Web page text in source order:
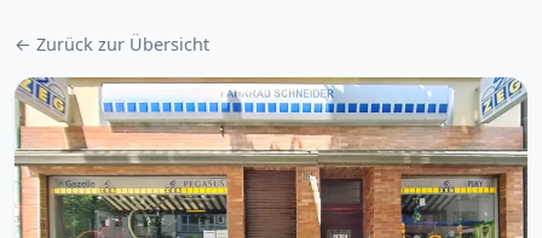
← Zurück zur Übersicht